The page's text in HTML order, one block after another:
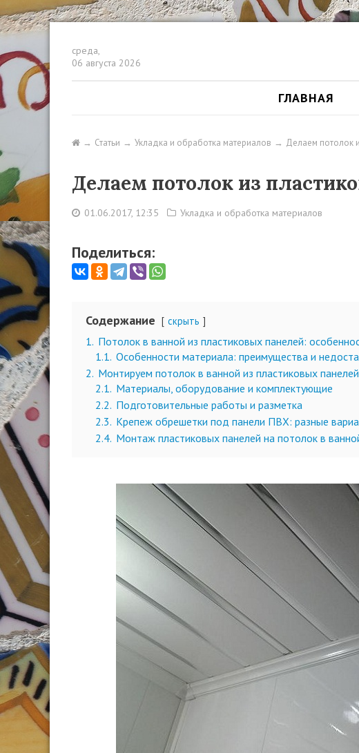
среда,
06 августа 2026
ГЛАВНАЯ
Статьи Укладка и обработка материалов Делаем потолок
Делаем потолок из
01.06.2017, 12:35 Укладка и обработка материалов
Поделиться:
Содержание скрыть
1. Потолок в ванной из пластиковых панелей:
1.1. Особенности материала: преимущества и
2. Монтируем потолок в ванной из пластиковых
2.1. Материалы, оборудование и комплектующие
2.2. Подготовительные работы и разметка
2.3. Крепеж обрешетки под панели ПВХ: разные
2.4. Монтаж пластиковых панелей на потолок в